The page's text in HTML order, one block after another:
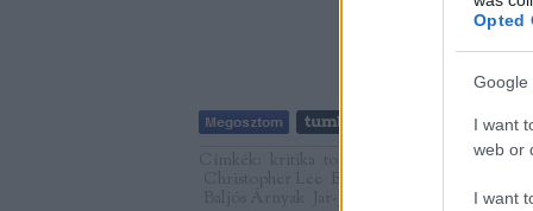
Opted
Google
I want
web or
I want
Star Wars